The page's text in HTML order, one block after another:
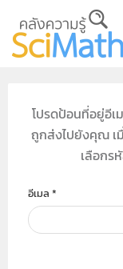
Skip to main
โปรดป้อนที่อยู่อี
ถูกส่งไปยังคุณ เ
เลือก
อีเมล *